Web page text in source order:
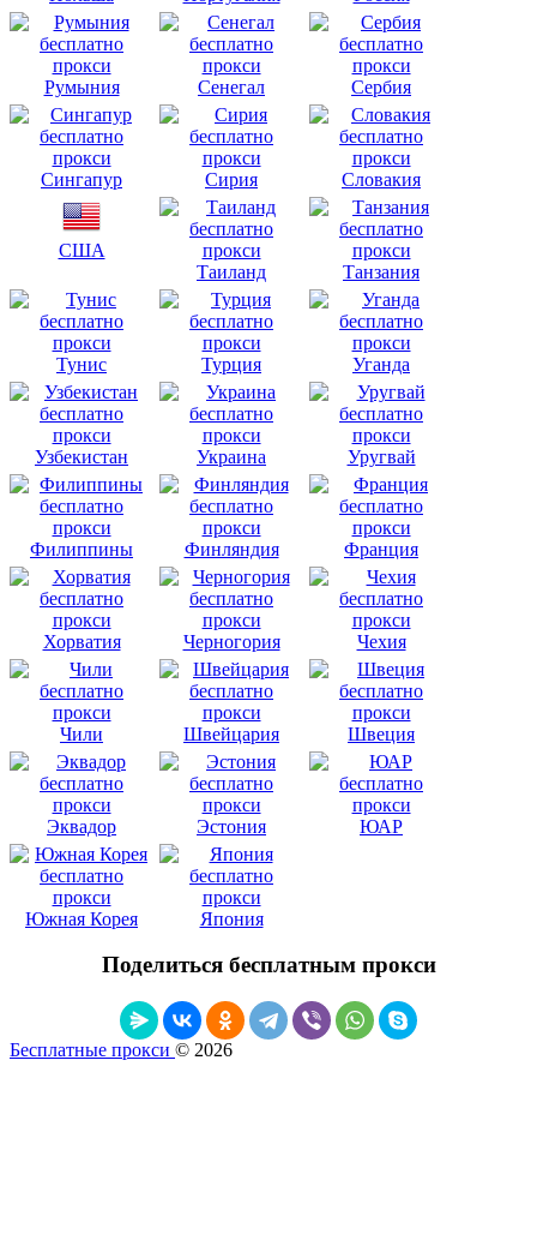
Румыния Сенегал Сербия
Сингапур Сирия Словакия
США
Таиланд
Танзания
Тунис Турция Уганда
Узбекистан Украина Уругвай
Филиппины Финляндия Франция
Хорватия Черногория Чехия
Чили Швейцария Швеция
Эквадор Эстония ЮАР
Южная Корея Япония
Поделиться бесплатным прокси
Бесплатные прокси © 2026